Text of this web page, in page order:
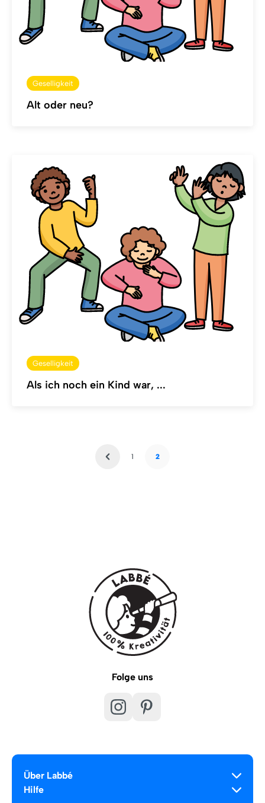
Geselligkeit
Alt oder neu?
Geselligkeit
Als ich noch ein Kind war, ...
1 2
Folge uns
Über Labbé
Hilfe